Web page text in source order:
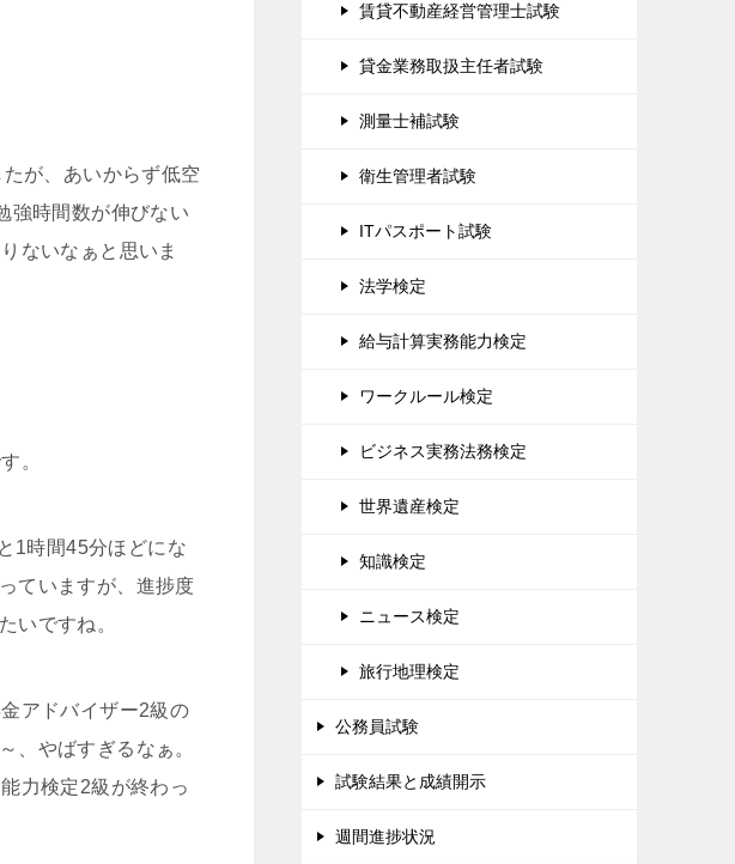
が、あいからず低空
強時間数が伸びない
ないなぁと思いま
。
1時間45分ほどにな
ていますが、進捗度
いですね。
アドバイザー2級の
、やばすぎるなぁ。
力検定2級が終わっ
賃貸不動産経営管理士試験
貸金業務取扱主任者試験
測量士補試験
衛生管理者試験
ITパスポート試験
法学検定
給与計算実務能力検定
ワークルール検定
ビジネス実務法務検定
世界遺産検定
知識検定
ニュース検定
旅行地理検定
公務員試験
試験結果と成績開示
週間進捗状況